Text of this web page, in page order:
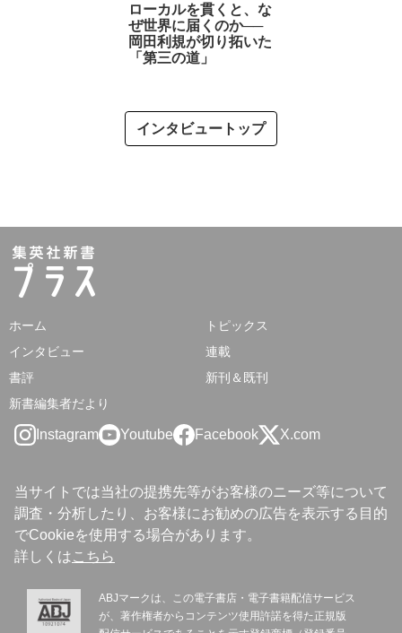
ローカルを貫くと、な
ぜ世界に届くのか──
岡田利規が切り拓いた
「第三の道」
インタビュートップ
ホーム
トピックス
インタビュー
連載
書評
新刊＆既刊
新書編集者だより
Instagram Youtube Facebook X.com
当サイトでは当社の提携先等がお客様のニーズ等について
調査・分析したり、お客様にお勧めの広告を表示する目的
でCookieを使用する場合があります。
詳しくはこちら
ABJマークは、この電子書店・電子書籍配信サービス
が、著作権者からコンテンツ使用許諾を得た正規版